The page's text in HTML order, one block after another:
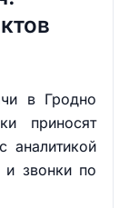
в Гродно
приносят
аналитикой
и звонки по